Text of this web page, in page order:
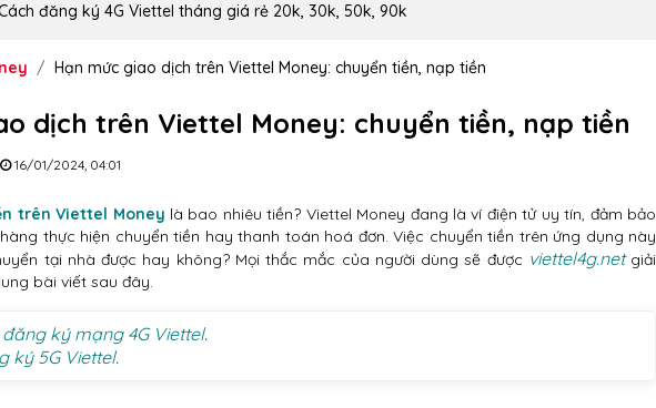
đăng ký 4G Viettel tháng giá rẻ 20k, 30k, 50k, 90k
Hạn mức giao dịch trên Viettel Money: chuyển tiền, nạp tiền
dịch trên Viettel Money: chuyển tiền, nạp tiền
16/01/2024, 04:01
trên Viettel Money là bao nhiêu tiền? Viettel Money đang là ví điện tử uy tín, đảm bảo
thực hiện chuyển tiền hay thanh toán hoá đơn. Việc chuyển tiền trên ứng dụng này
tại nhà được hay không? Mọi thắc mắc của người dùng sẽ được viettel4g.netgiải
bài viết sau đây.
ký mạng 4G Viettel.
ký 5G Viettel.